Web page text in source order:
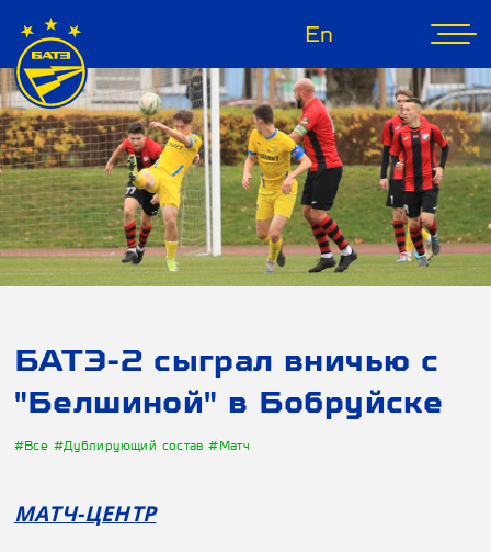
En
БАТЭ-2 сыграл вничью с
"Белшиной" в Бобруйске
#Все #Дублирующий состав#Матч
МАТЧ-ЦЕНТР